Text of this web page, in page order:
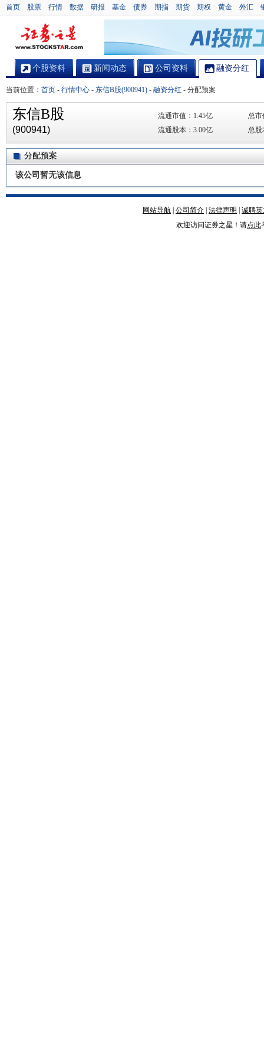
首页 股票 行情 数据 研报 基金 债券 期指 期货 期权 黄金 外汇
个股资料 新闻动态 公司资料 融资分红
当前位置： 首页 - 行情中心 - 东信B股(900941) - 融资分红 - 分配预案
东信B股
(900941)
流通市值： 1.45亿
总市
流通股本： 3.00亿 总股
分配预案
该公司暂无该信息
网站导航 公司简介 法律声明
诚聘
欢迎访问证券之星！请点此